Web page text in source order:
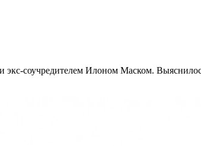
соучредителем Илоном Маском.